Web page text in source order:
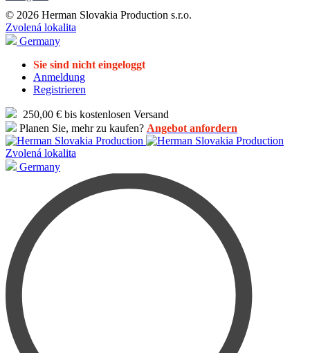
© 2026 Herman Slovakia Production s.r.o.
Zvolená lokalita
Germany
Sie sind nicht eingeloggt
Anmeldung
Registrieren
250,00 € bis kostenlosen Versand
Planen Sie, mehr zu kaufen? Angebot anfordern
Zvolená lokalita
Germany